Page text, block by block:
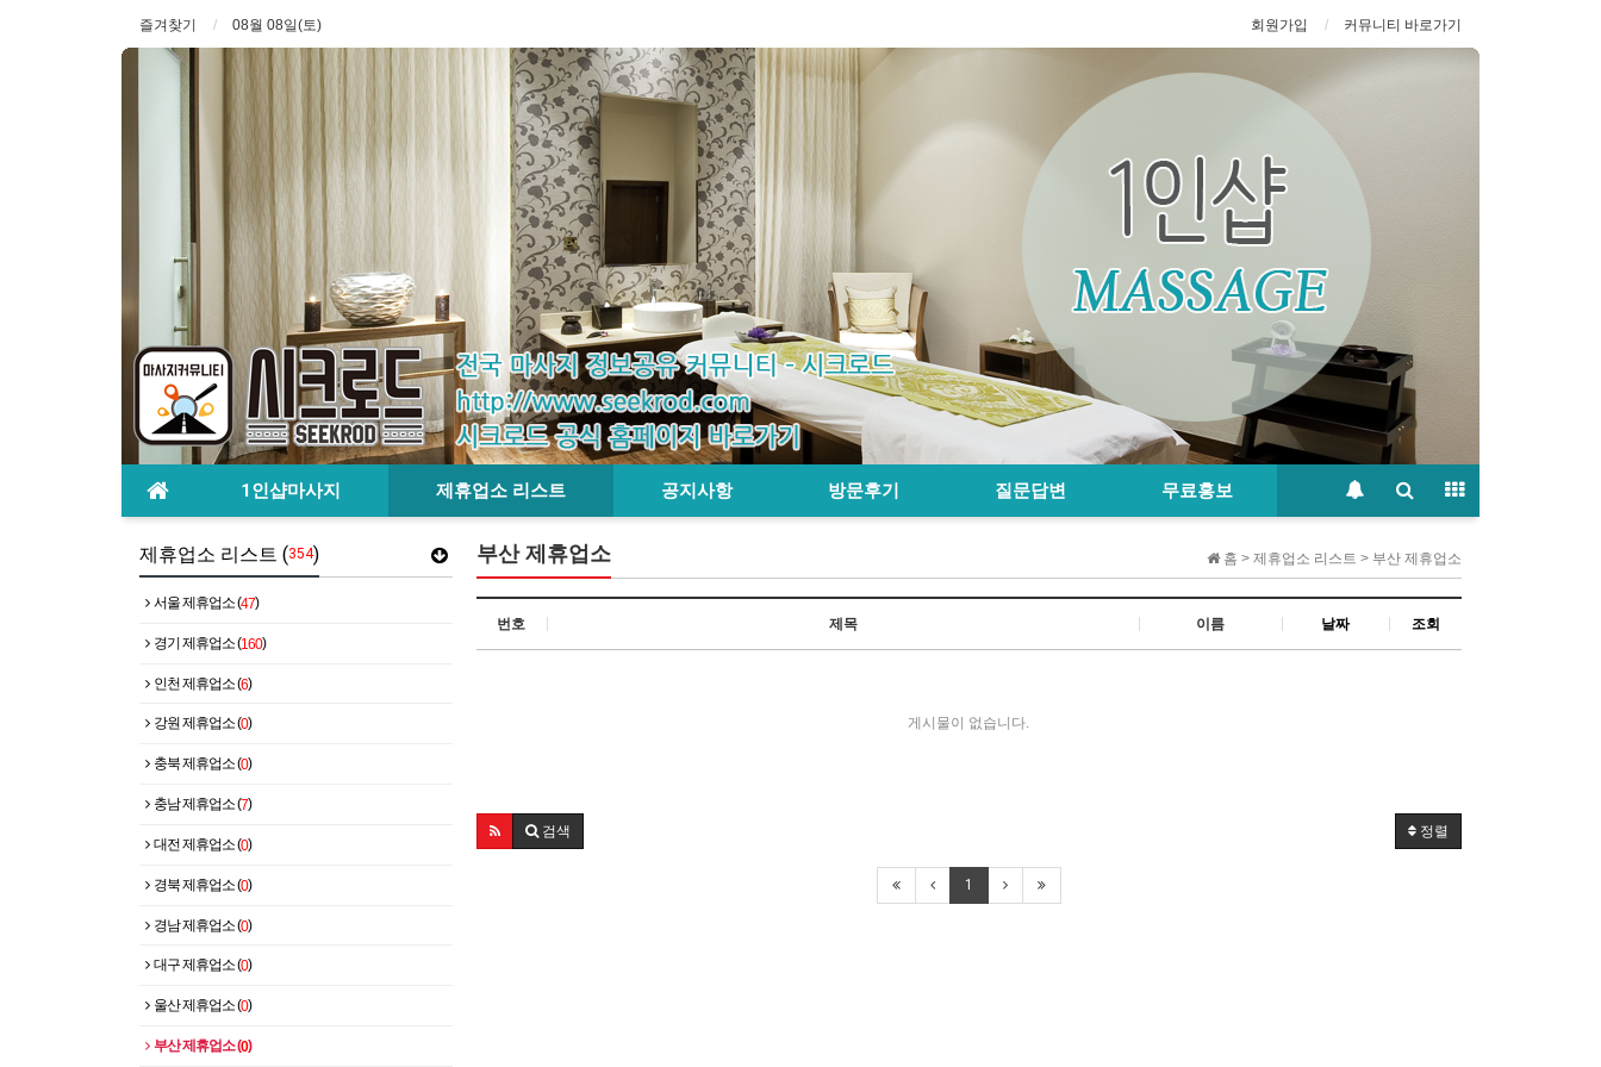
즐겨찾기 08월 08일(토) 회원가입 커뮤니티 바로가기
1인샵마사지 제휴업소 리스트 공지사항 방문후기 질문답변 무료홍보
홈 > 제휴업소 리스트 > 부산 제휴업소
부산 제휴업소
번호 제목 이름 날짜 조회
게시물이 없습니다.
정렬
검색
1
제휴업소 리스트 (354)
서울 제휴업소 (47)
경기 제휴업소 (160)
인천 제휴업소 (6)
강원 제휴업소 (0)
충북 제휴업소 (0)
충남 제휴업소 (7)
대전 제휴업소 (0)
경북 제휴업소 (0)
경남 제휴업소 (0)
대구 제휴업소 (0)
울산 제휴업소 (0)
부산 제휴업소 (0)